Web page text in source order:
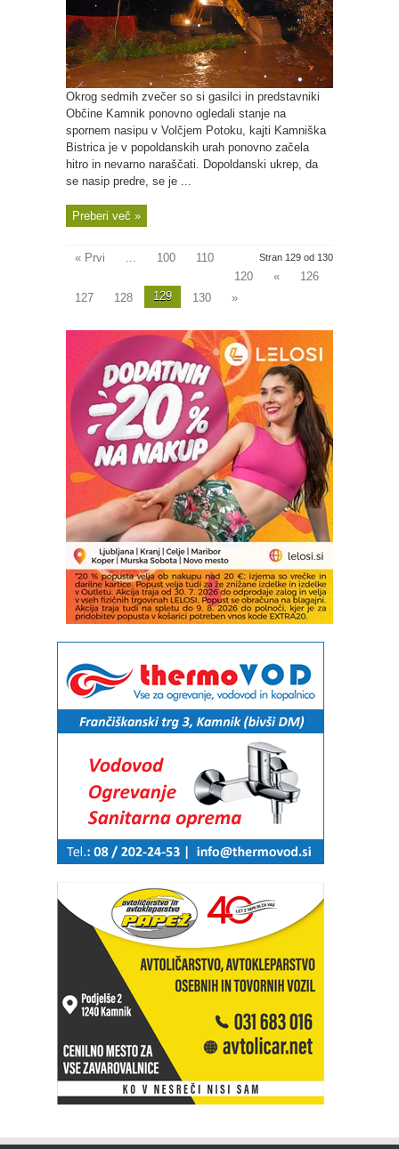
Okrog sedmih zvečer so si gasilci in predstavniki
Občine Kamnik ponovno ogledali stanje na
spornem nasipu v Volčjem Potoku, kajti Kamniška
Bistrica je v popoldanskih urah ponovno začela
hitro in nevarno naraščati. Dopoldanski ukrep, da
se nasip predre, se je ...
Preberi več »
Stran 129 od 130
« Prvi ... 100
110
120
«
126
127
128 129 130 »